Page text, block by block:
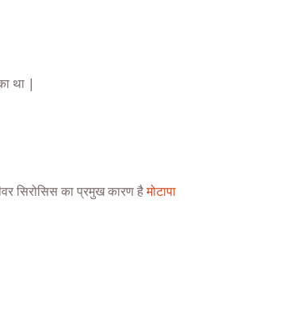
था |
सिरोसिस का प्रमुख कारण हैमोटापा